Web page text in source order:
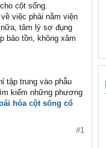
cột sống.
việc phải nằm viện
tâm lý sợ đụng
bảo tồn, không xâm
tập trung vào phẫu
kiếm những phương
hóa cột sống cổ
#1